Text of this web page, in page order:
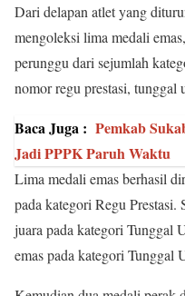
Dari delapan atlet yang
mengoleksi lima medali
perunggu dari sejumlah
nomor regu prestasi,
Baca Juga : Pemkab
Jadi PPPK Paruh Waktu
Lima medali emas berhasil
pada kategori Regu Prestasi.
juara pada kategori Tunggal
emas pada kategori Tunggal